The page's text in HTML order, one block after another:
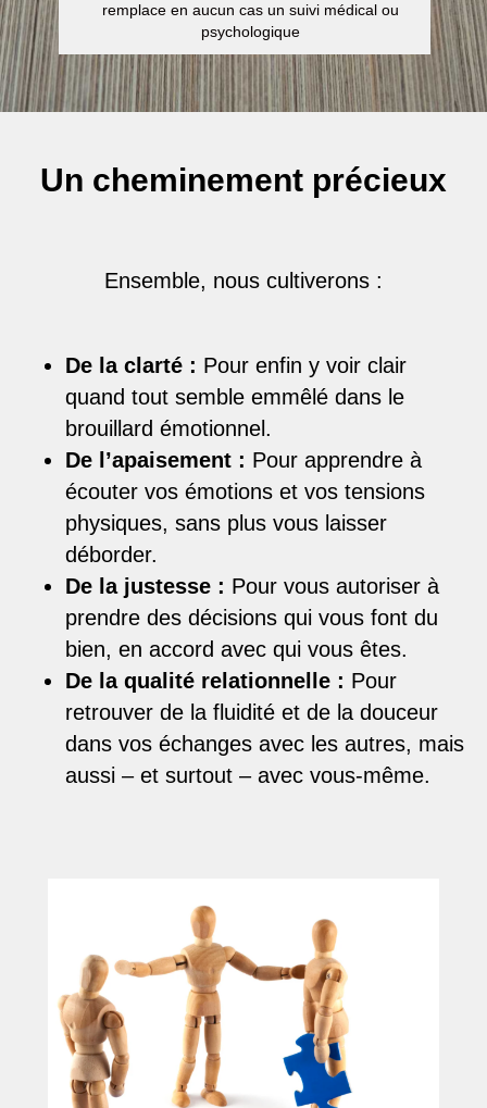
remplace en aucun cas un suivi médical ou
psychologique
Un cheminement précieux
Ensemble, nous cultiverons :
De la clarté : Pour enfin y voir clair
quand tout semble emmêlé dans le
brouillard émotionnel.
De l’apaisement : Pour apprendre à
écouter vos émotions et vos tensions
physiques, sans plus vous laisser
déborder.
De la justesse : Pour vous autoriser à
prendre des décisions qui vous font du
bien, en accord avec qui vous êtes.
De la qualité relationnelle : Pour
retrouver de la fluidité et de la douceur
dans vos échanges avec les autres, mais
aussi – et surtout – avec vous-même.